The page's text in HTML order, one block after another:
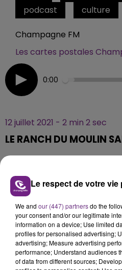
podcast
culture
Champagne FM
Les cartes postales
0:00
12 juillet 2021 - 2 min 2 sec
LE RANCH DU MOULIN
A Montmirail, dans la
Martin vous accueille dans
Découvrez la ferme
proposées par Fabrice et
Le respect de votre
We and our (447) partnersdo the
your consent and/or our legitimate
information on a device; Use limited
profiles for personalised advertising;
advertising; Measure advertising
performance; Understand audiences
of data from different sources;